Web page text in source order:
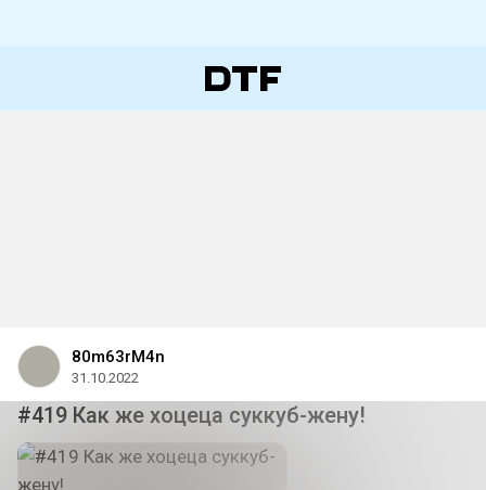
80m63rM4n
31.10.2022
#419 Как же хоцеца суккуб-жену!